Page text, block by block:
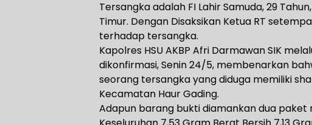
Tersangka adalah FI Lahir Samuda, 29
Timur. Dengan Disaksikan Ketua RT
terhadap tersangka.
Kapolres HSU AKBP Afri Darmawan SIK
dikonfirmasi, Senin 24/5, membenarkan
seorang tersangka yang diduga memiliki
Kecamatan Haur Gading.
Adapun barang bukti diamankan dua paket